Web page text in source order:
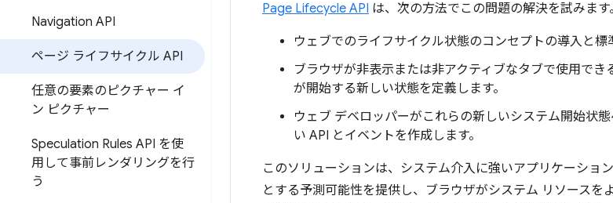
Navigation API
ページ ライフサイクル API
任意の要素のピクチャー イ
ン ピクチャー
Speculation Rules API を使
用して事前レンダリングを行
う
Page Lifecycle API は、次の方法でこの問題の解決を試みます。
ウェブでのライフサイクル状態のコンセプトの導入と標
ブラウザが非表示または非アクティブなタブで使用で
が開始する新しい状態を定義します。
ウェブ デベロッパーがこれらの新しいシステム開始状
い API とイベントを作成します。
このソリューションは、システム介入に強いアプリケーショ
とする予測可能性を提供し、ブラウザがシステム リソースを